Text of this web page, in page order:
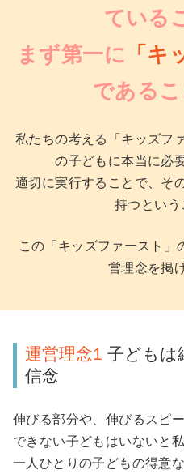
ている
まず第一に 「キ
であるこ
私たちの考える「キッズフ
の子どもに本当に必
適切に実行することで、そ
持つという
この「キッズファースト
営理念を掲
運営理念1 子どもは
信念
伸びる部分や、伸びるスピ
できない子どもはいないと
一人ひとりの子どもの得意